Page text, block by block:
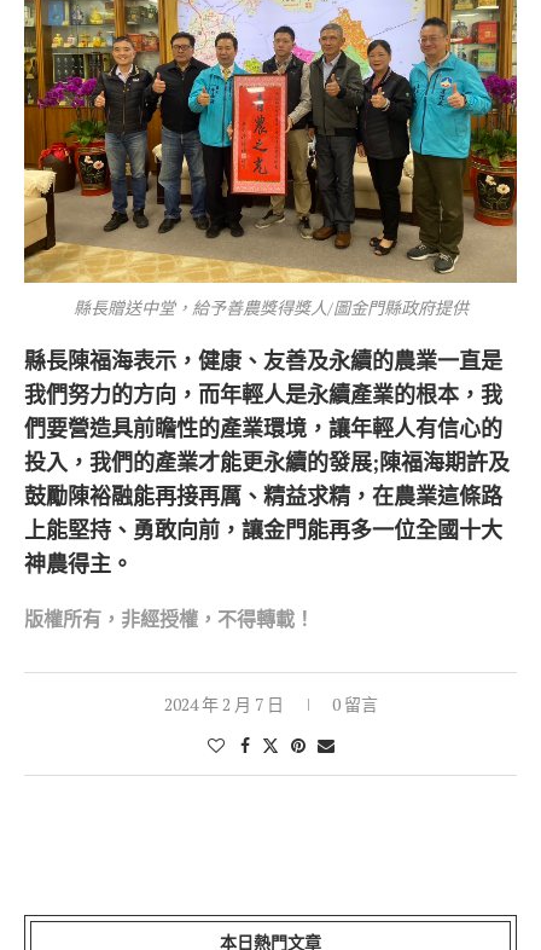
縣長贈送中堂，給予善農獎得獎人/圖金門縣政府提供
縣長陳福海表示，健康、友善及永續的農業一直是
我們努力的方向，而年輕人是永續產業的根本，我
們要營造具前瞻性的產業環境，讓年輕人有信心的
投入，我們的產業才能更永續的發展;陳福海期許及
鼓勵陳裕融能再接再厲、精益求精，在農業這條路
上能堅持、勇敢向前，讓金門能再多一位全國十大
神農得主。
版權所有，非經授權，不得轉載！
2024 年 2 月 7 日 0 留言
本日熱門文章